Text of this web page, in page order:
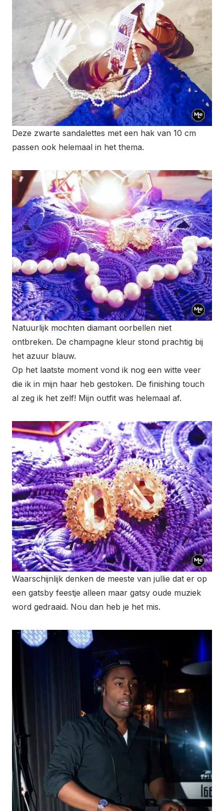
Deze zwarte sandalettes met een hak van 10 cm
passen ook helemaal in het thema.
Natuurlijk mochten diamant oorbellen niet
ontbreken. De champagne kleur stond prachtig bij
het azuur blauw.
Op het laatste moment vond ik nog een witte veer
die ik in mijn haar heb gestoken. De finishing touch
al zeg ik het zelf! Mijn outfit was helemaal af.
Waarschijnlijk denken de meeste van jullie dat er op
een gatsby feestje alleen maar gatsy oude muziek
word gedraaid. Nou dan heb je het mis.